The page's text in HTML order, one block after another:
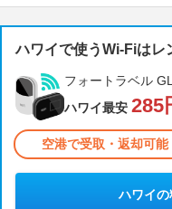
ハワイで使うWi-Fiはレ
フォートラベル
ハワイ最安 285
空港で受取・返却可能
ハワイ